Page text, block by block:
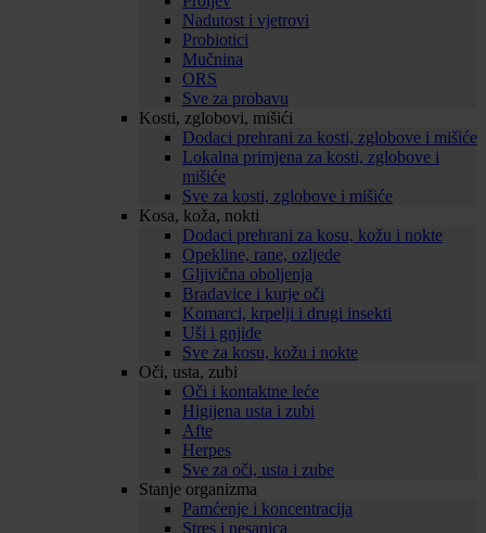
Nadutost i vjetrovi
Probiotici
Mučnina
ORS
Sve za probavu
Kosti, zglobovi, mišići
Dodaci prehrani za kosti, zglobove i mišiće
Lokalna primjena za kosti, zglobove i
mišiće
Sve za kosti, zglobove i mišiće
Kosa, koža, nokti
Dodaci prehrani za kosu, kožu i nokte
Opekline, rane, ozljede
Gljivična oboljenja
Bradavice i kurje oči
Komarci, krpelji i drugi insekti
Uši i gnjide
Sve za kosu, kožu i nokte
Oči, usta, zubi
Oči i kontaktne leće
Higijena usta i zubi
Afte
Herpes
Sve za oči, usta i zube
Stanje organizma
Pamćenje i koncentracija
Stres i nesanica